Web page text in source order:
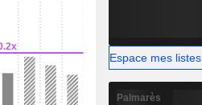
Espace mes listes
Palmarès